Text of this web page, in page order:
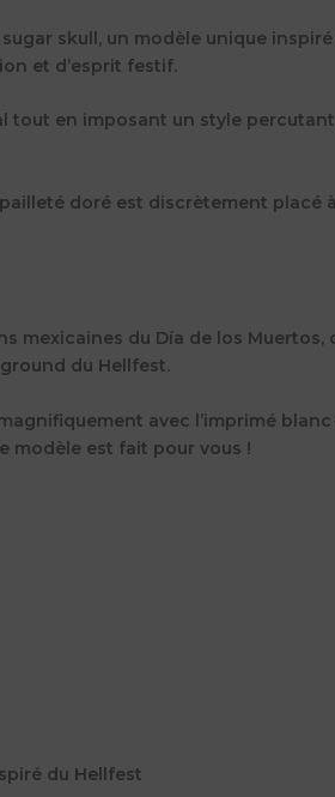
skull, un modèle unique
et d’esprit festif.
en imposant un style
doré est discrètement placé
du Día de los
du Hellfest.
avec l’imprimé
modèle est fait pour vous !
du Hellfest